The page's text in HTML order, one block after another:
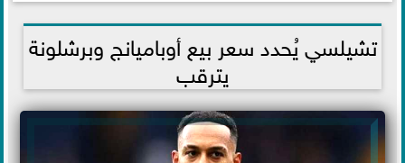
2023-05-11 15:19:40
تشيلسي يُحدد سعر بيع أوباميانج وبرشلونة
يترقب